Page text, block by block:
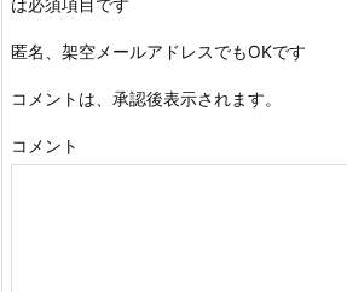
は必須項目です
匿名、架空メールアドレスでもOKです
コメントは、承認後表示されます。
コメント